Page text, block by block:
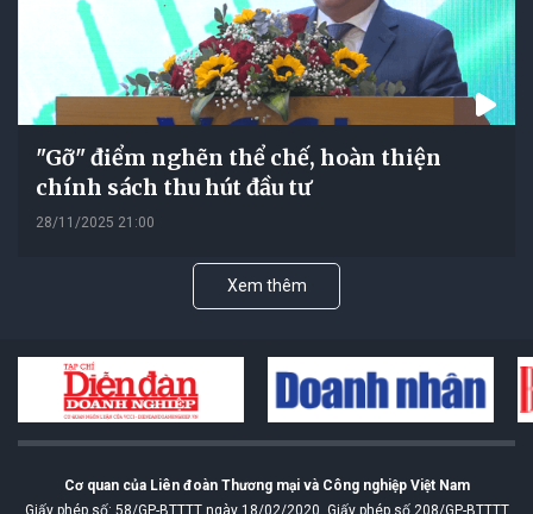
"Gỡ" điểm nghẽn thể chế, hoàn thiện
chính sách thu hút đầu tư
28/11/2025 21:00
Xem thêm
Cơ quan của Liên đoàn Thương mại và Công nghiệp Việt Nam